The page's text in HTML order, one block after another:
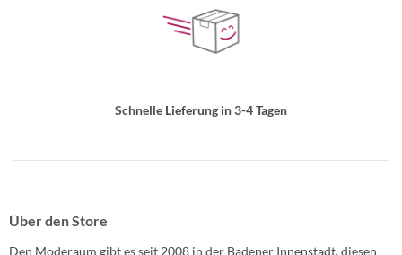
Schnelle Lieferung in 3-4 Tagen
Über den Store
Den Moderaum gibt es seit 2008 in der Badener Innenstadt, diesen